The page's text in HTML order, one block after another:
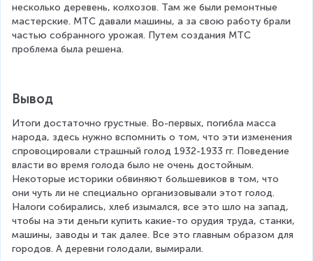
несколько деревень, колхозов. Там же были ремонтные
мастерские. МТС давали машины, а за свою работу брали
частью собранного урожая. Путем создания МТС
проблема была решена.
Вывод
Итоги достаточно грустные. Во-первых, погибла масса
народа, здесь нужно вспомнить о том, что эти изменения
спровоцировали страшный голод 1932-1933 гг. Поведение
власти во время голода было не очень достойным.
Некоторые историки обвиняют большевиков в том, что
они чуть ли не специально организовывали этот голод.
Налоги собирались, хлеб изымался, все это шло на запад,
чтобы на эти деньги купить какие-то орудия труда, станки,
машины, заводы и так далее. Все это главным образом для
городов. А деревни голодали, вымирали.